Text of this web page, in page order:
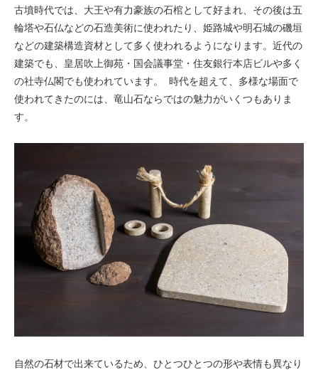
古墳時代では、大王や有力豪族の石棺として好まれ、その後は五
輪塔や石仏などの石造美術に使われたり、姫路城や明石城の磯垣
などの建築構造資材として多く使われるようになります。近代の
建築でも、皇居吹上御苑・国会議事堂・住友銀行本店ビルや多く
の社寺仏閣でも使われています。 時代を超えて、多様な場面で
使われてきたのには、竜山石ならではの魅力がいくつもありま
す。
自然の石材で出来ているため、ひとつひとつの形や表情も異なり